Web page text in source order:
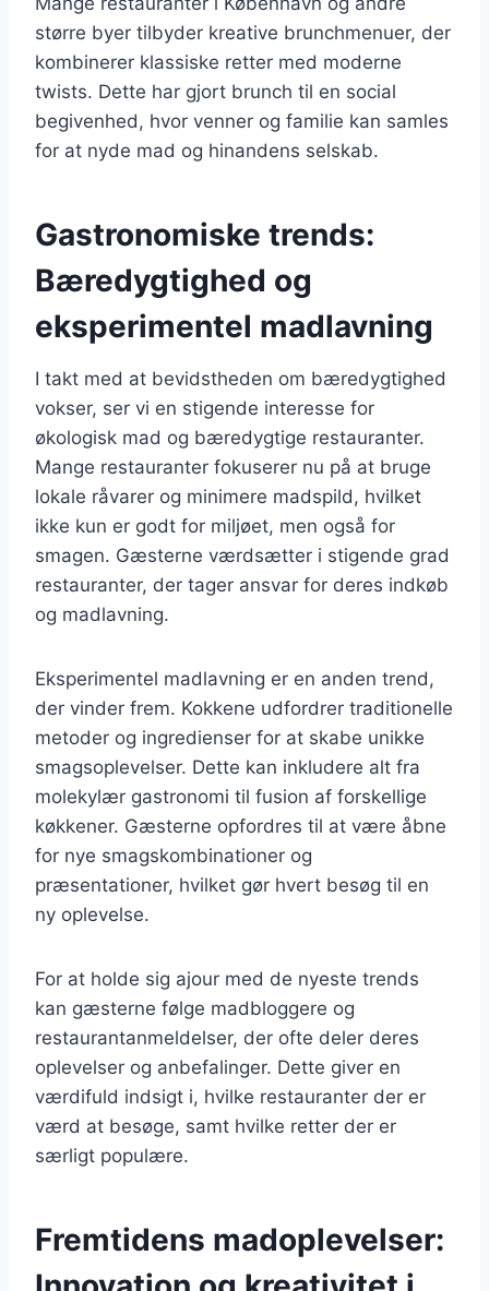
større byer tilbyder kreative brunchmenuer, der
kombinerer klassiske retter med moderne
twists. Dette har gjort brunch til en social
begivenhed, hvor venner og familie kan samles
for at nyde mad og hinandens selskab.
Gastronomiske trends:
Bæredygtighed og
eksperimentel madlavning
I takt med at bevidstheden om bæredygtighed
vokser, ser vi en stigende interesse for
økologisk mad og bæredygtige restauranter.
Mange restauranter fokuserer nu på at bruge
lokale råvarer og minimere madspild, hvilket
ikke kun er godt for miljøet, men også for
smagen. Gæsterne værdsætter i stigende grad
restauranter, der tager ansvar for deres indkøb
og madlavning.
Eksperimentel madlavning er en anden trend,
der vinder frem. Kokkene udfordrer traditionelle
metoder og ingredienser for at skabe unikke
smagsoplevelser. Dette kan inkludere alt fra
molekylær gastronomi til fusion af forskellige
køkkener. Gæsterne opfordres til at være åbne
for nye smagskombinationer og
præsentationer, hvilket gør hvert besøg til en
ny oplevelse.
For at holde sig ajour med de nyeste trends
kan gæsterne følge madbloggere og
restaurantanmeldelser, der ofte deler deres
oplevelser og anbefalinger. Dette giver en
værdifuld indsigt i, hvilke restauranter der er
værd at besøge, samt hvilke retter der er
særligt populære.
Fremtidens madoplevelser: